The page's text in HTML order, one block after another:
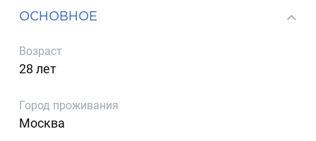
ОСНОВНОЕ
Возраст
28 лет
Город проживания
Москва